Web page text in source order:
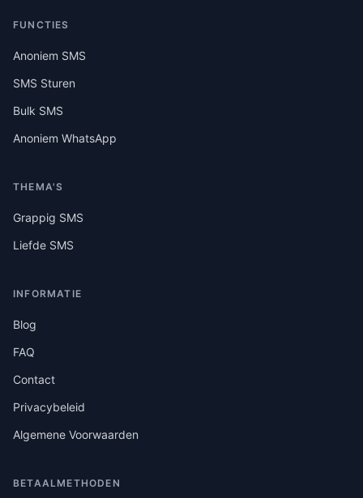
FUNCTIES
Anoniem SMS
SMS Sturen
Bulk SMS
Anoniem WhatsApp
THEMA'S
Grappig SMS
Liefde SMS
INFORMATIE
Blog
FAQ
Contact
Privacybeleid
Algemene Voorwaarden
BETAALMETHODEN